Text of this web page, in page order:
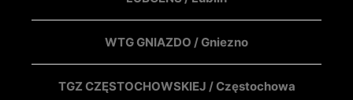
WTG GNIAZDO / Gniezno
TGZ CZĘSTOCHOWSKIEJ / Częstochowa